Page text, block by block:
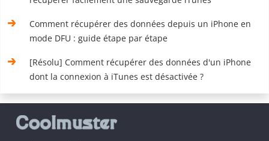
Comment récupérer des données depuis un iPhone en
mode DFU : guide étape par étape
[Résolu] Comment récupérer des données d'un iPhone
dont la connexion à iTunes est désactivée ?